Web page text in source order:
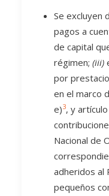
Se excluyen
pagos a
de capital
régimen; (iii)
por
en el marco
e)3, y
Nacional de
adheridos al
pequeños